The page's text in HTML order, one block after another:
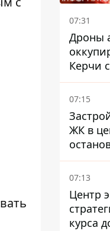
07:31
Дроны
Керчи
07:15
ЖК в
07:13
Центр
курса